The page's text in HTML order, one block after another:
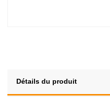
Détails du produit